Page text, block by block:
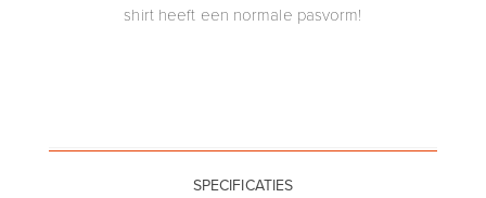
shirt heeft een normale pasvorm!
SPECIFICATIES